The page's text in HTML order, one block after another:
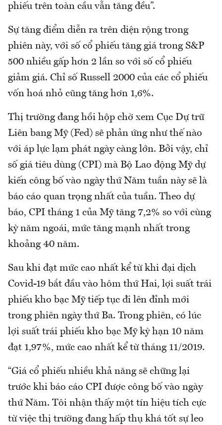
phiếu trên toàn cầu vẫn tăng đều”.
Sự tăng điểm diễn ra trên diện rộng trong
phiên này, với số cổ phiếu tăng giá trong S&P
500 nhiều gấp hơn 2 lần so với số cổ phiếu
giảm giá. Chỉ số Russell 2000 của các cổ phiếu
vốn hoá nhỏ cũng tăng hơn 1,6%.
Thị trường đang hồi hộp chờ xem Cục Dự trữ
Liên bang Mỹ (Fed) sẽ phản ứng như thế nào
với áp lực lạm phát ngày càng lớn. Bởi vậy, chỉ
số giá tiêu dùng (CPI) mà Bộ Lao động Mỹ dự
kiến công bố vào ngày thứ Năm tuần này sẽ là
báo cáo quan trọng nhất của tuần. Theo dự
báo, CPI tháng 1 của Mỹ tăng 7,2% so với cùng
kỳ năm ngoái, mức tăng mạnh nhất trong
khoảng 40 năm.
Sau khi đạt mức cao nhất kể từ khi đại dịch
Covid-19 bắt đầu vào hôm thứ Hai, lợi suất trái
phiếu kho bạc Mỹ tiếp tục đi lên đỉnh mới
trong phiên ngày thứ Ba. Trong phiên, có lúc
lợi suất trái phiếu kho bạc Mỹ kỳ hạn 10 năm
đạt 1,97%, mức cao nhất kể từ tháng 11/2019.
“Giá cổ phiếu nhiều khả năng sẽ chững lại
trước khi báo cáo CPI được công bố vào ngày
thứ Năm. Tôi nhận thấy một tín hiệu tích cực
từ việc thị trường đang hấp thụ khá tốt sự leo